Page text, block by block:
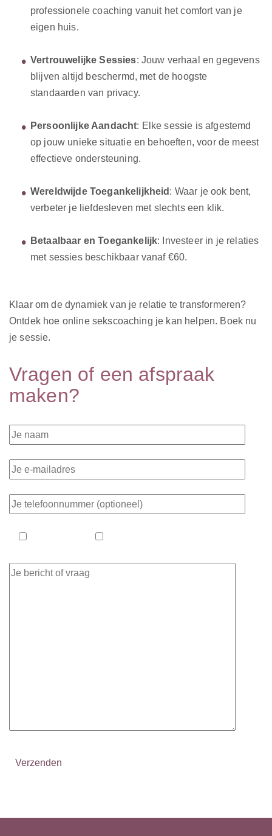
professionele coaching vanuit het comfort van je
eigen huis.
Vertrouwelijke Sessies: Jouw verhaal en gegevens
blijven altijd beschermd, met de hoogste
standaarden van privacy.
Persoonlijke Aandacht: Elke sessie is afgestemd
op jouw unieke situatie en behoeften, voor de meest
effectieve ondersteuning.
Wereldwijde Toegankelijkheid : Waar je ook bent,
verbeter je liefdesleven met slechts een klik.
Betaalbaar en Toegankelijk: Investeer in je relaties
met sessies beschikbaar vanaf €60.
Klaar om de dynamiek van je relatie te transformeren?
Ontdek hoe online sekscoaching je kan helpen. Boek nu
je sessie.
Vragen of een afspraak
maken?